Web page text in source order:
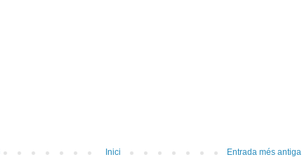
Entrada més antiga
Inici